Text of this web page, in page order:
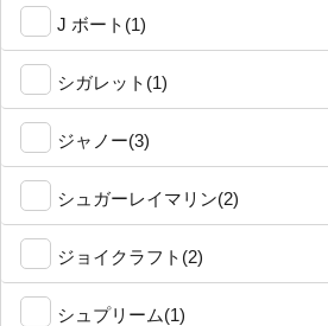
J ボート(1)
シガレット(1)
ジャノー(3)
シュガーレイマリン(2)
ジョイクラフト(2)
シュプリーム(1)